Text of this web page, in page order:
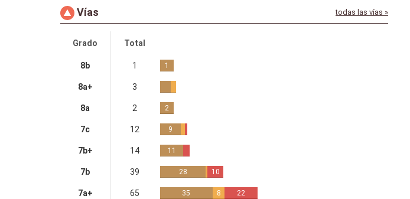
Vías todas las vías »
Grado Total
8b 1 1
8a+ 3
8a 2 2
7c 12 9
7b+ 14 11
7b 39 28 10
7a+ 65 35 8 22